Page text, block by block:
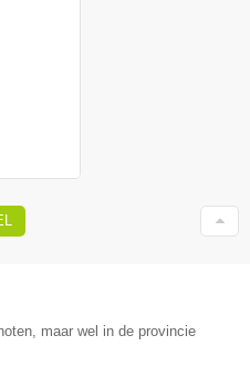
maar wel in de provincie